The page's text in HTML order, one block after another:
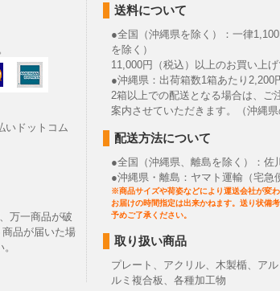
いドットコム
万一商品が破
品が届いた場
送料について
●全国（沖縄県を除く）：一律
を除く）
11,000円（税込）以上のお買い上
●沖縄県：出荷箱数1箱あたり2,200
2箱以上での配送となる場合は、ご
案内させていただきます。（沖縄県
配送方法について
●全国（沖縄県、離島を除く）：佐
●沖縄県・離島：ヤマト運輸（宅急
※商品サイズや荷姿などにより運送会社が変わ
お届けの時間指定は出来かねます。送り状備
予めご了承ください。
取り扱い商品
プレート、アクリル、木製楯、ア
ルミ複合板、各種加工物